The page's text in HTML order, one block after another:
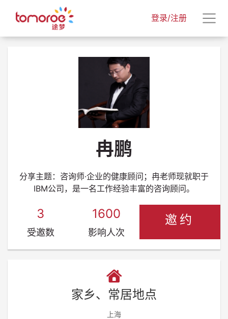
登录/注册
冉鹏
分享主题：咨询师·企业的健康顾问；冉老师现就职于
IBM公司，是一名工作经验丰富的咨询顾问。
3
受邀数
1600
影响人次
邀约
家乡、常居地点
上海